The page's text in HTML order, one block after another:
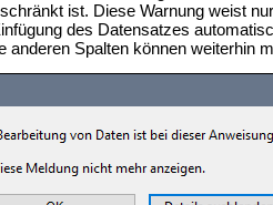
ist. Diese Warnung weist
des Datensatzes
anderen Spalten können weiterhin